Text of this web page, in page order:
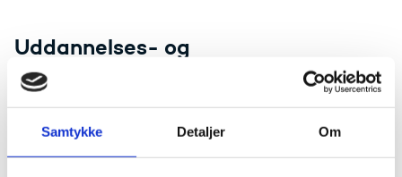
Samtykke Detaljer Om
Uddannelses- og
Forskningsstyrelsen tager
forbehold
Uddannelses- og Forskningsstyrelsen ønsker at gøre
det muligt for ansøgere til Eurostars 3 opslag 9 at
søge om støtte fra EUopSTART til at forberede deres